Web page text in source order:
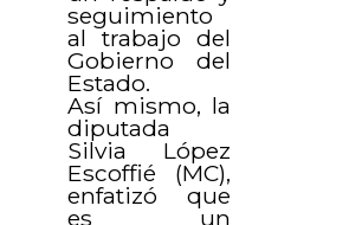
seguimiento
al trabajo del
Gobierno del
Estado.
Así mismo, la
diputada
Silvia López
Escoffié (MC),
enfatizó que
es un